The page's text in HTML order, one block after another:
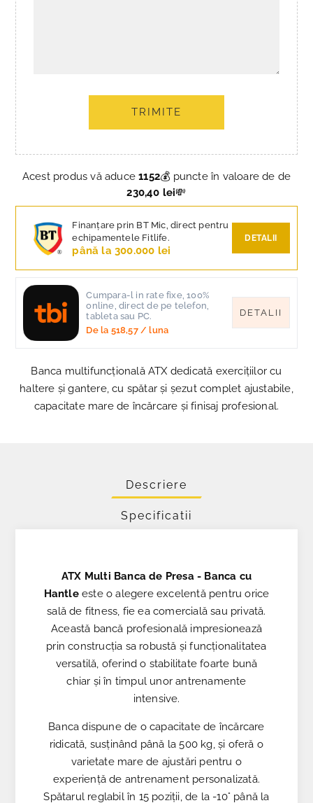
TRIMITE
Acest produs vă aduce1152💰 puncte în valoare de de
230,40 lei💸
Finanțare prin BT Mic, direct pentru
echipamentele Fitlife.
până la 300.000 lei
DETALII
Cumpara-l in rate fixe, 100%
online, direct de pe telefon,
tableta sau PC.
De la 518,57/ luna
DETALII
Banca multifuncțională ATX dedicată exercițiilor cu
haltere și gantere, cu spătar și șezut complet ajustabile,
capacitate mare de încărcare și finisaj profesional.
Descriere
Specificatii
ATX Multi Banca de Presa - Banca cu
Hantleeste o alegere excelentă pentru orice
sală de fitness, fie ea comercială sau privată.
Această bancă profesională impresionează
prin construcția sa robustă și funcționalitatea
versatilă, oferind o stabilitate foarte bună
chiar și în timpul unor antrenamente
intensive.
Banca dispune de o capacitate de încărcare
ridicată, susținând până la 500 kg, și oferă o
varietate mare de ajustări pentru o
experiență de antrenament personalizată.
Spătarul reglabil în 15 poziții, de la -10° până la